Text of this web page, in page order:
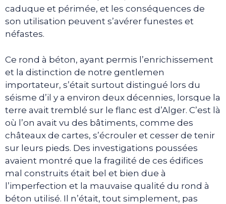
caduque et périmée, et les conséquences de
son utilisation peuvent s’avérer funestes et
néfastes.
Ce rond à béton, ayant permis l’enrichissement
et la distinction de notre gentlemen
importateur, s’était surtout distingué lors du
séisme d’il y a environ deux décennies, lorsque la
terre avait tremblé sur le flanc est d’Alger. C’est là
où l’on avait vu des bâtiments, comme des
châteaux de cartes, s’écrouler et cesser de tenir
sur leurs pieds. Des investigations poussées
avaient montré que la fragilité de ces édifices
mal construits était bel et bien due à
l’imperfection et la mauvaise qualité du rond à
béton utilisé. Il n’était, tout simplement, pas